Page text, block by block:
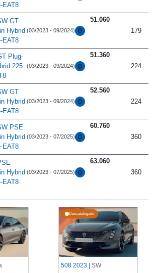
EAT8
GT
Hybrid
EAT8
(03/2023 - 09/2024)
51.060
179
Plug-
225
(03/2023 - 09/2024)
51.360
224
GT
Hybrid
EAT8
(03/2023 - 09/2024)
52.560
224
PSE
Hybrid
EAT8
(03/2023 - 07/2025)
60.760
360
Hybrid
EAT8
(03/2023 - 07/2025)
63.060
360
Descatalogado
508 2023 | SW